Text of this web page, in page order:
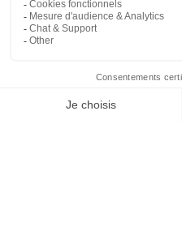
Een Pinksterweekend in het hart
en